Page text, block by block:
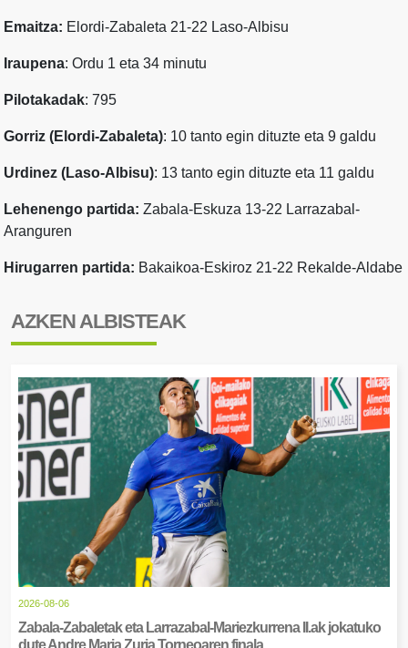
Emaitza: Elordi-Zabaleta 21-22 Laso-Albisu
Iraupena: Ordu 1 eta 34 minutu
Pilotakadak: 795
Gorriz (Elordi-Zabaleta): 10 tanto egin dituzte eta 9 galdu
Urdinez (Laso-Albisu): 13 tanto egin dituzte eta 11 galdu
Lehenengo partida: Zabala-Eskuza 13-22 Larrazabal-
Aranguren
Hirugarren partida: Bakaikoa-Eskiroz 21-22 Rekalde-Aldabe
AZKEN ALBISTEAK
2026-08-06
Zabala-Zabaletak eta Larrazabal-Mariezkurrena II.ak jokatuko
dute Andre Maria Zuria Torneoaren finala